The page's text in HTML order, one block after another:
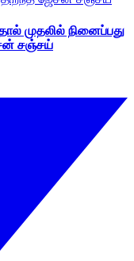
முதலில் நினைப்பது
சஞ்சய்